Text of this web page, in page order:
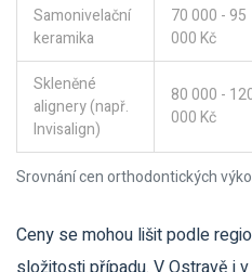
Srovnání cen orthodontických
Samonivelační
keramika
70 000 - 95
000 Kč
Skleněné
alignery (např.
Invisalign)
80 000 -
000 Kč
Ceny se mohou lišit podle